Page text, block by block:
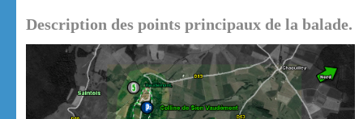
Description des points principaux de la balade.